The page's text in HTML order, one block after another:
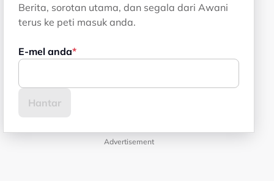
Berita, sorotan utama, dan segala dari Awani
terus ke peti masuk anda.
E-mel anda
Advertisement